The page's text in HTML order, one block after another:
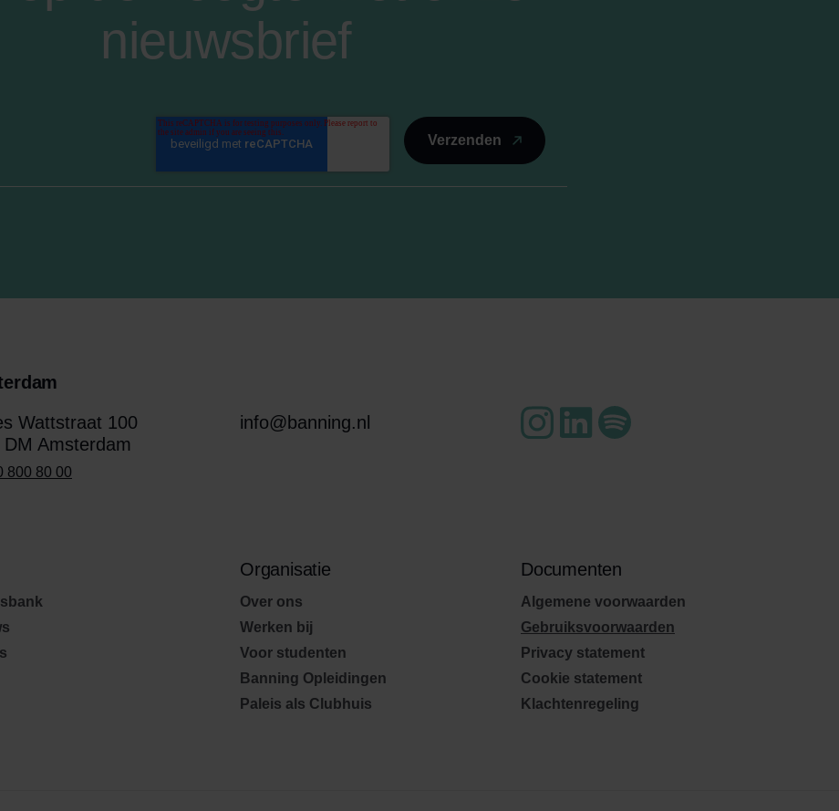
nieuwsbrief
Wattstraat 100
DM Amsterdam
800 80 00
info@banning.nl
Organisatie
Over ons
Werken bij
Voor studenten
Banning Opleidingen
Paleis als Clubhuis
Documenten
Algemene voorwaarden
Gebruiksvoorwaarden
Privacy statement
Cookie statement
Klachtenregeling